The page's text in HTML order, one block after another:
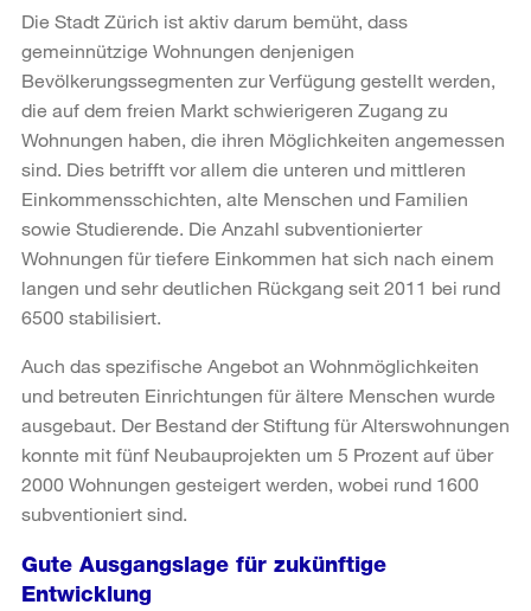
Die Stadt Zürich ist aktiv darum bemüht, dass
gemeinnützige Wohnungen denjenigen
Bevölkerungssegmenten zur Verfügung gestellt werden,
die auf dem freien Markt schwierigeren Zugang zu
Wohnungen haben, die ihren Möglichkeiten angemessen
sind. Dies betrifft vor allem die unteren und mittleren
Einkommensschichten, alte Menschen und Familien
sowie Studierende. Die Anzahl subventionierter
Wohnungen für tiefere Einkommen hat sich nach einem
langen und sehr deutlichen Rückgang seit 2011 bei rund
6500 stabilisiert.
Auch das spezifische Angebot an Wohnmöglichkeiten
und betreuten Einrichtungen für ältere Menschen wurde
ausgebaut. Der Bestand der Stiftung für Alterswohnungen
konnte mit fünf Neubauprojekten um 5 Prozent auf über
2000 Wohnungen gesteigert werden, wobei rund 1600
subventioniert sind.
Gute Ausgangslage für zukünftige
Entwicklung